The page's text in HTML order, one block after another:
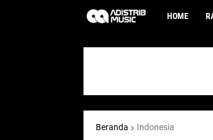
HOME
Beranda Indonesia